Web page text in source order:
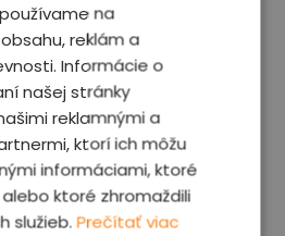
najlepšia
na
reklám a
Informácie o
našej stránky
reklamnými a
ktorí ich môžu
informáciami, ktoré
ktoré zhromaždili
služieb.Prečítať viac